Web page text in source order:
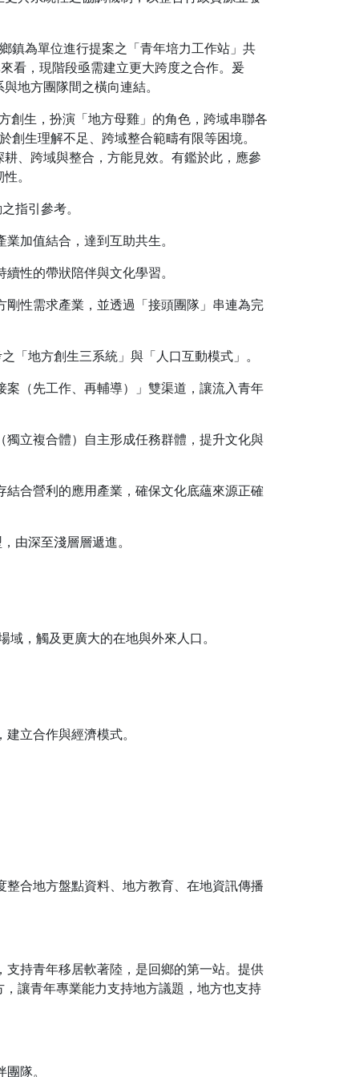
鎮為單位進行提案之「青年培力工作站」共
看，現階段亟需建立更大跨度之合作。爰
地方團隊間之橫向連結。
創生，扮演「地方母雞」的角色，跨域串聯各
生理解不足、跨域整合範疇有限等困境。
、跨域與整合，方能見效。有鑑於此，應參
。
指引參考。
加值結合，達到互助共生。
性的帶狀陪伴與文化學習。
性需求產業，並透過「接頭團隊」串連為完
「地方創生三系統」與「人口互動模式」。
（先工作、再輔導）」雙渠道，讓流入青年
立複合體）自主形成任務群體，提升文化與
合營利的應用產業，確保文化底蘊來源正確
由深至淺層層遞進。
，觸及更廣大的在地與外來人口。
立合作與經濟模式。
合地方盤點資料、地方教育、在地資訊傳播
持青年移居軟著陸，是回鄉的第一站。提供
讓青年專業能力支持地方議題，地方也支持
隊。